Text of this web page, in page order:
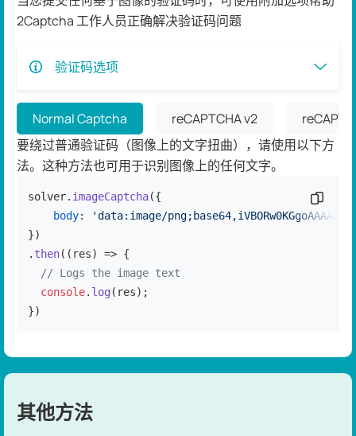
2Captcha 工作人员正确解决验证码问题
验证码选项
Normal Captcha reCAPTCHA v2
要绕过普通验证码（图像上的文字扭曲），请使用以下方
法。这种方法也可用于识别图像上的任何文字。
solver. imageCaptcha({
body:
'data:image/
})
. then( ( res) => {
// Logs the image text
console. log(res);
})
复制代
其他方法